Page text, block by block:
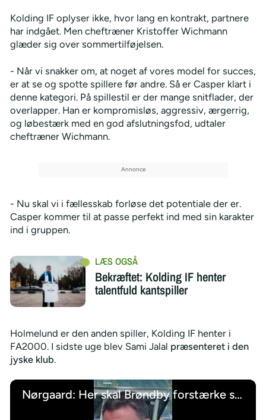
Kolding IF oplyser ikke, hvor lang en kontrakt, partnere
har indgået. Men cheftræner Kristoffer Wichmann
glæder sig over sommertilføjelsen.
- Når vi snakker om, at noget af vores model for succes,
er at se og spotte spillere før andre. Så er Casper klart i
denne kategori. På spillestil er der mange snitflader, der
overlapper. Han er kompromisløs, aggressiv, ærgerrig,
og løbestærk med en god afslutningsfod, udtaler
cheftræner Wichmann.
- Nu skal vi i fællesskab forløse det potentiale der er.
Casper kommer til at passe perfekt ind med sin karakter
ind i gruppen.
Bekræftet: Kolding IF henter
talentfuld kantspiller
Holmelund er den anden spiller, Kolding IF henter i
FA2000. I sidste uge blev Sami Jalal præsenteret i den
jyske klub.
Nørgaard: Her skal Brøndby forstærke sig